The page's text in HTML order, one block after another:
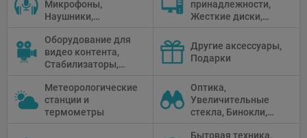
Микрофоны,
Наушники,
микшеры, Кабели и
адаптеры
принадлежности,
Жесткие диски,
Проекторы,
Графические
Планшеты, Бумага
Оборудование для
видео контента,
Стабилизаторы,
Мониторы,
Профессиональное
видео
Другие аксессуары,
Подарки
Метеорологические
станции и
термометры
Оптика,
Увеличительные
стекла, Бинокли,
Бытовая техника,